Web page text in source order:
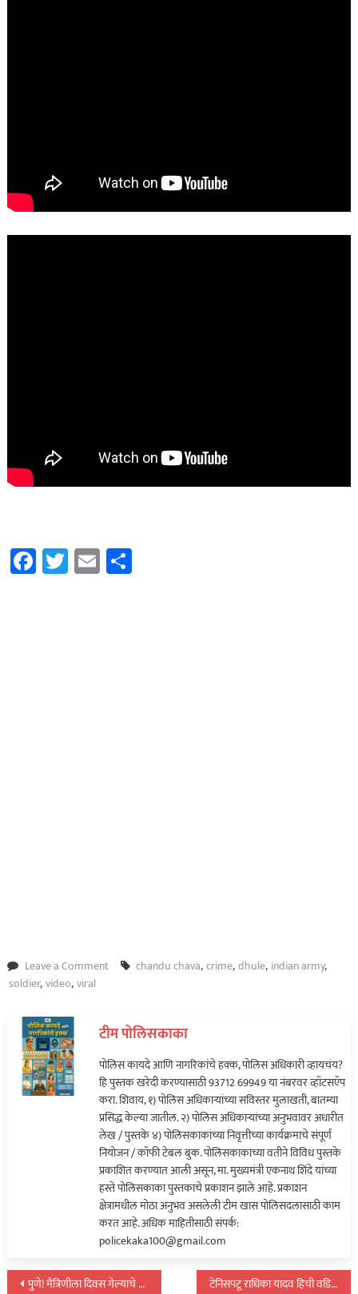
Facebook
Twitter
EmailShare
Leave a Commenton
चव्हाण
पालिका
कर्मचाऱ्यांकडून
बेदम
मारहाण…
chandu chava,crime,dhule, indian army,
soldier,video,viral
टीम पोलिसकाका
पोलिस कायदे आणि नागरिकांचे हक्क, पोलिस अधिकारी व्हायचंय?
हि पुस्तक खरेदी करण्यासाठी 93712 69949 या नंबरवर व्हॉटसऍप
करा. शिवाय, १) पोलिस अधिकाऱ्यांच्या सविस्तर मुलाखती, बातम्या
प्रसिद्ध केल्या जातील. २) पोलिस अधिकाऱ्यांच्या अनुभवावर अधारीत
लेख / पुस्तके ४) पोलिसकाकांच्या निवृत्तीच्या कार्यक्रमाचे संपूर्ण
नियोजन / कॉफी टेबल बुक. पोलिसकाकाच्या वतीने विविध पुस्तके
प्रकाशित करण्यात आली असून, मा. मुख्यमंत्री एकनाथ शिंदे यांच्या
हस्ते पोलिसकाका पुस्तकाचे प्रकाशन झाले आहे. प्रकाशन
क्षेत्रामधील मोठा अनुभव असलेली टीम खास पोलिसदलासाठी काम
करत आहे. अधिक माहितीसाठी संपर्क:
policekaka100@gmail.com
पुणे! मैत्रिणीला दिवस गेल्याचे कळल्यानंतर रबडीतून दिली गोळी अन् अनेकींसोबत संबंध… टेनिसपटू राधिका यादव हिची वडिलांनीच केली निर्घृण हत्या; कारण…